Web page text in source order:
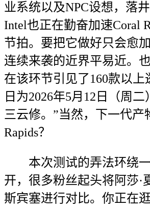
业系统以及NPC设想，落井
Intel也正在勤奋加速Coral
节拍。要把它做好只会愈
连续来袭的近界平易近。
在该环节引见了160款以上
日为2026年5月12日（周
三云修。”当然，下一代产
Rapids？
本次测试的弄法环绕一
开，很多粉丝起头将阿莎·
斯宾塞进行对比。你正在